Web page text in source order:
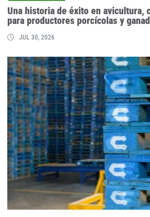
Una historia de éxito en avicultura,
para productores porcícolas y
JUL 30, 2026